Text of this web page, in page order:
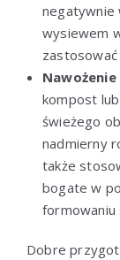
negatywnie
wysiewem
Nawożenie
kompost
świeżego
nadmierny
także
bogate w
formowaniu
Dobre